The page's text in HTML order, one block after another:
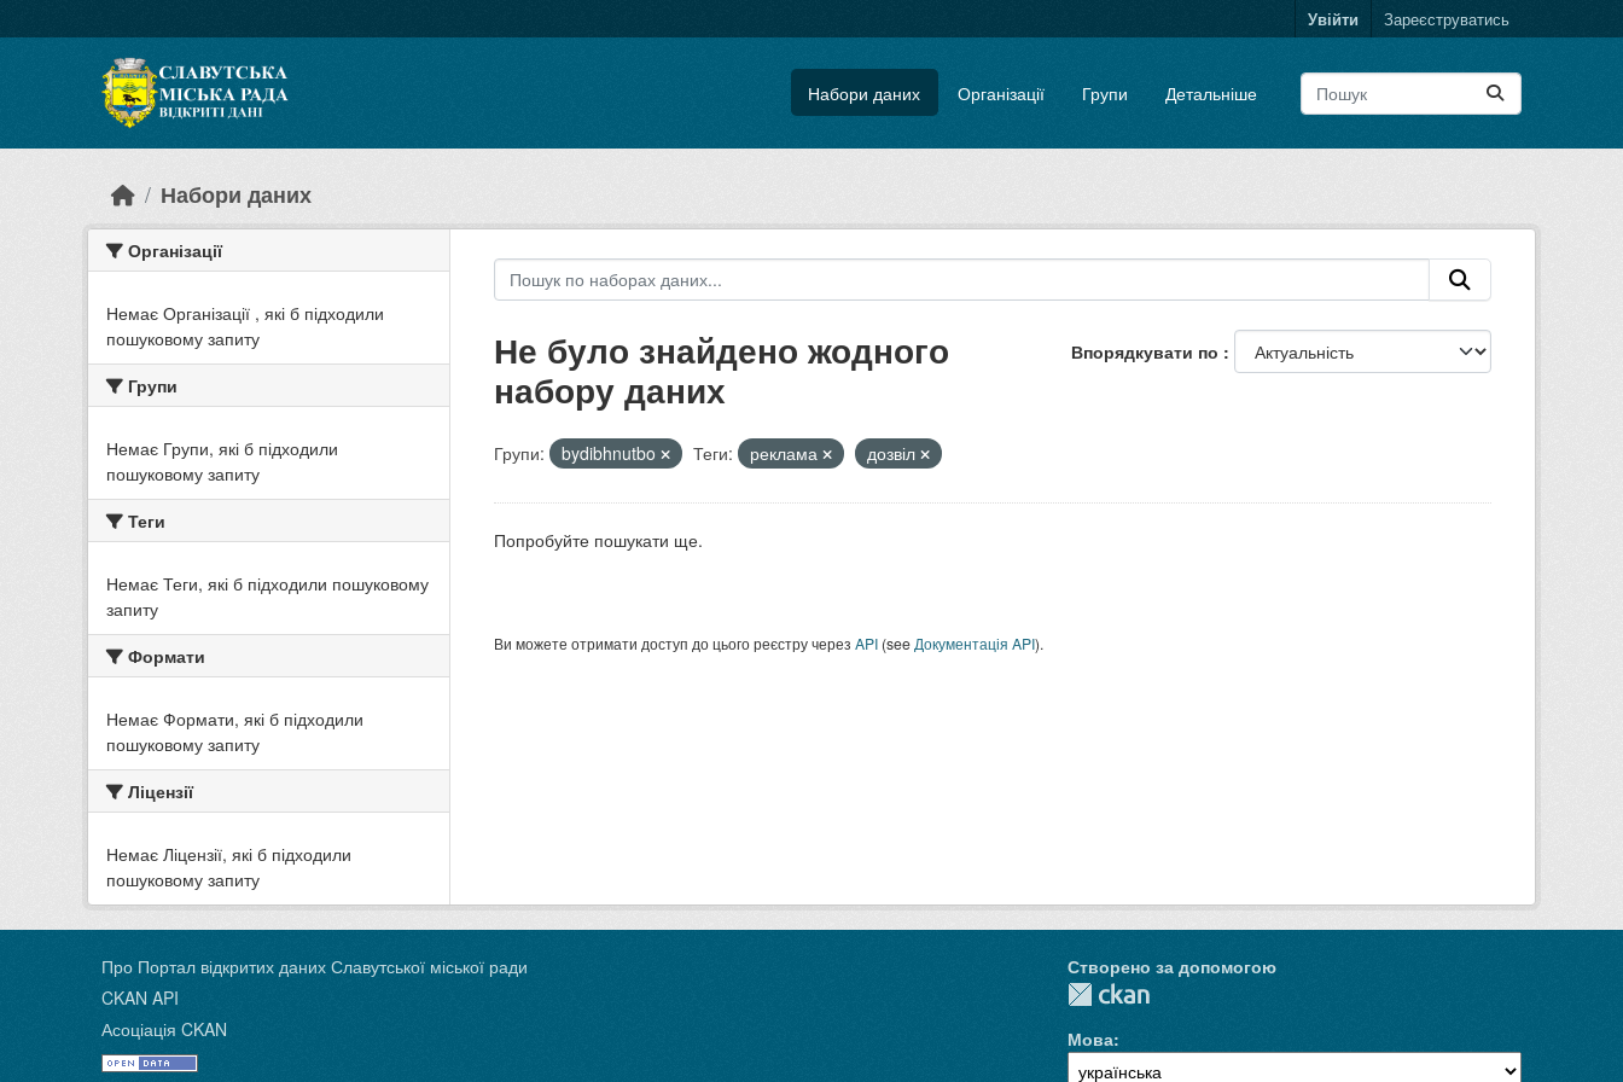
Увійти Зареєструватись
Набори даних Організації Групи Детальніше
Набори даних
Організації
Немає Організації , які б підходили
пошуковому запиту
Групи
Немає Групи, які б підходили
пошуковому запиту
Теги
Немає Теги, які б підходили пошуковому
запиту
Формати
Немає Формати, які б підходили
пошуковому запиту
Ліцензії
Немає Ліцензії, які б підходили
пошуковому запиту
Впорядкувати по
Не було знайдено жодного
набору даних
Групи: bydibhnutbo Теги: реклама дозвіл
Попробуйте пошукати ще.
Ви можете отримати доступ до цього реєстру через API(see Документація API).
Про Портал відкритих даних Славутської міської ради
CKAN API
Асоціація CKAN
Створено за допомогою
Мова